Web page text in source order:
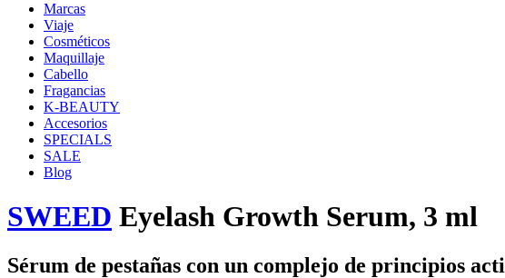
Marcas
Viaje
Cosméticos
Maquillaje
Cabello
Fragancias
K-BEAUTY
Accesorios
SPECIALS
SALE
Blog
SWEED Eyelash Growth Serum, 3 ml
Sérum de pestañas con un complejo de principios